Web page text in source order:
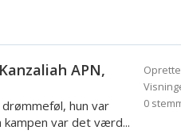
APN,
hun var
var det værd...
0